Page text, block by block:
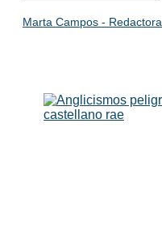
Marta Campos - Redactora